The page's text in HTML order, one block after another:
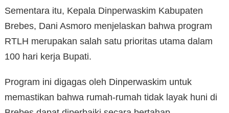
Sementara itu, Kepala Dinperwaskim Kabupaten
Brebes, Dani Asmoro menjelaskan bahwa program
RTLH merupakan salah satu prioritas utama dalam
100 hari kerja Bupati.
Program ini digagas oleh Dinperwaskim untuk
memastikan bahwa rumah-rumah tidak layak huni di